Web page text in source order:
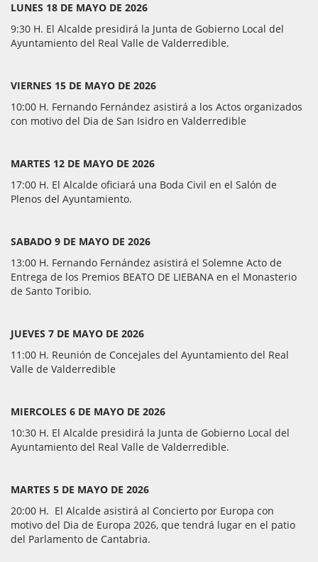
LUNES 18 DE MAYO DE 2026
9:30 H. El Alcalde presidirá la Junta de Gobierno Local del
Ayuntamiento del Real Valle de Valderredible.
VIERNES 15 DE MAYO DE 2026
10:00 H. Fernando Fernández asistirá a los Actos organizados
con motivo del Dia de San Isidro en Valderredible
MARTES 12 DE MAYO DE 2026
17:00 H. El Alcalde oficiará una Boda Civil en el Salón de
Plenos del Ayuntamiento.
SABADO 9 DE MAYO DE 2026
13:00 H. Fernando Fernández asistirá el Solemne Acto de
Entrega de los Premios BEATO DE LIEBANA en el Monasterio
de Santo Toribio.
JUEVES 7 DE MAYO DE 2026
11:00 H. Reunión de Concejales del Ayuntamiento del Real
Valle de Valderredible
MIERCOLES 6 DE MAYO DE 2026
10:30 H. El Alcalde presidirá la Junta de Gobierno Local del
Ayuntamiento del Real Valle de Valderredible.
MARTES 5 DE MAYO DE 2026
20:00 H. El Alcalde asistirá al Concierto por Europa con
motivo del Dia de Europa 2026, que tendrá lugar en el patio
del Parlamento de Cantabria.